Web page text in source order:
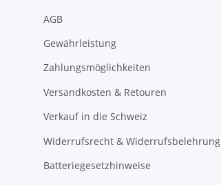
AGB
Gewährleistung
Zahlungsmöglichkeiten
Versandkosten & Retouren
Verkauf in die Schweiz
Widerrufsrecht & Widerrufsbelehrung
Batteriegesetzhinweise